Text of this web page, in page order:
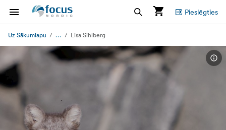
Pieslēgties
Uz Sākumlapu ... Lisa Sihlberg